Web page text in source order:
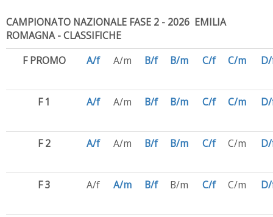
CAMPIONATO NAZIONALE FASE 2 - 2026 EMILIA
ROMAGNA - CLASSIFICHE
F PROMO
A/f A/m B/f B/m C/f C/m
F 1 A/f A/m B/f B/m C/f C/m
F 2 A/f A/m B/f B/m C/f C/m
F 3 A/f A/m B/f B/m C/f C/m